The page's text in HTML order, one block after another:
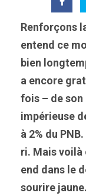
Renforçons
entend ce
bien
a encore
fois – de
impérieuse
à 2% du
ri. Mais voilà
end dans le
sourire